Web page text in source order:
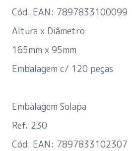
Cód. EAN: 7897833100099
Altura x Diâmetro
165mm x 95mm
Embalagem c/ 120 peças
Embalagem Solapa
Ref.:230
Cód. EAN: 7897833102307